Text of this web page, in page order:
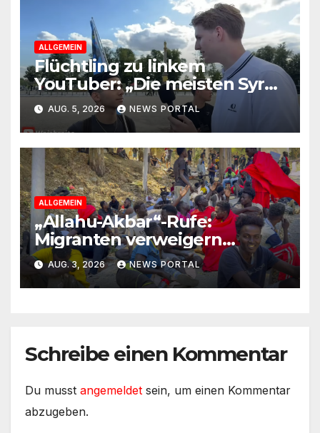
ALLGEMEIN
Flüchtling zu linkem
YouTuber: „Die meisten Syrer
kommen wegen der
Sozialleistungen“
AUG. 5, 2026 NEWS PORTAL
ALLGEMEIN
„Allahu-Akbar“-Rufe:
Migranten verweigern
Rückreise
AUG. 3, 2026 NEWS PORTAL
Schreibe einen Kommentar
Du musst angemeldet sein, um einen Kommentar
abzugeben.